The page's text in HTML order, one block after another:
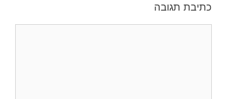
כתיבת תגובה